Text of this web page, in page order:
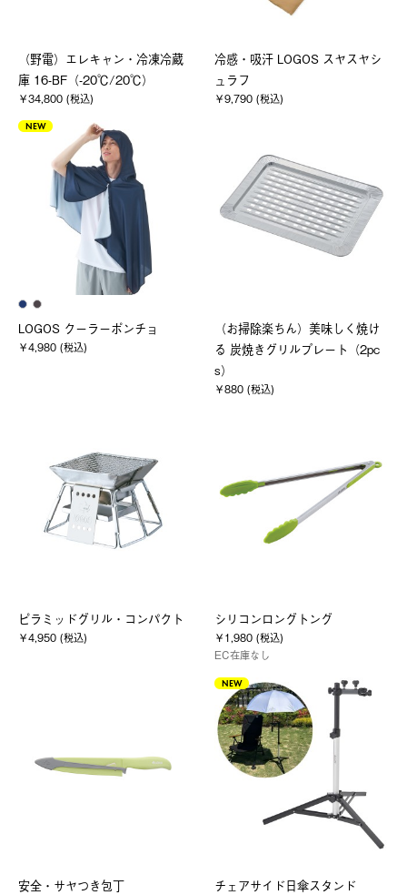
（野電）エレキャン・冷凍冷蔵
庫 16-BF（-20℃/20℃）
￥34,800 (税込)
冷感・吸汗 LOGOS スヤスヤシ
ュラフ
￥9,790 (税込)
NEW
LOGOS クーラーポンチョ
￥4,980 (税込)
（お掃除楽ちん）美味しく焼け
る 炭焼きグリルプレート（2pc
s）
￥880 (税込)
ピラミッドグリル・コンパクト
￥4,950 (税込)
シリコンロングトング
￥1,980 (税込)
EC在庫なし
安全・サヤつき包丁
NEW
チェアサイド日傘スタンド